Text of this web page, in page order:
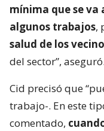
mínima que se va
algunos trabajos,
salud de los
del sector”, aseguró.
Cid precisó que
trabajo-. En este
comentado,